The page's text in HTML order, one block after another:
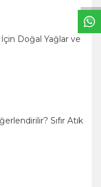
İçin Doğal Yağlar ve
Sıfır Atık